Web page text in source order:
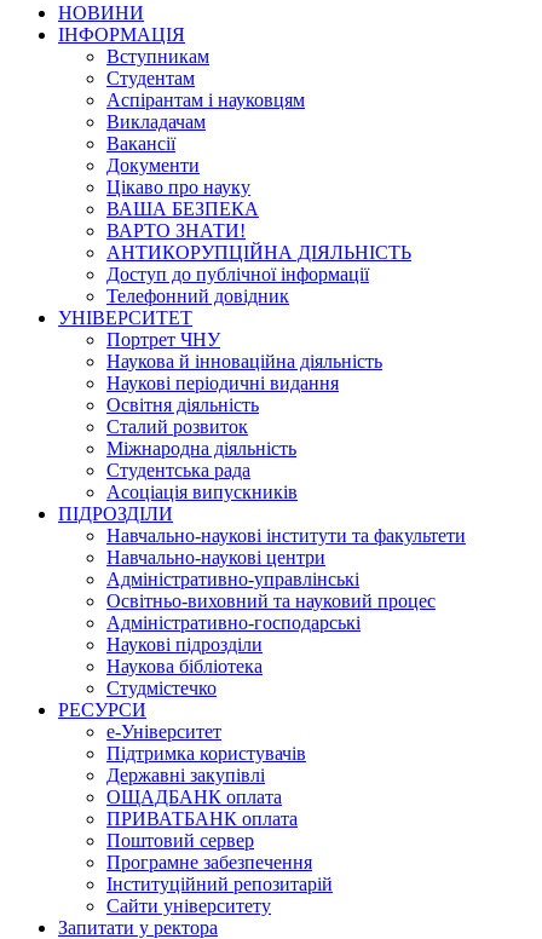
НОВИНИ
ІНФОРМАЦІЯ
Вступникам
Студентам
Аспірантам і науковцям
Викладачам
Вакансії
Документи
Цікаво про науку
ВАША БЕЗПЕКА
ВАРТО ЗНАТИ!
АНТИКОРУПЦІЙНА ДІЯЛЬНІСТЬ
Доступ до публічної інформації
Телефонний довідник
УНІВЕРСИТЕТ
Портрет ЧНУ
Наукова й інноваційна діяльність
Наукові періодичні видання
Освітня діяльність
Сталий розвиток
Міжнародна діяльність
Студентська рада
Асоціація випускників
ПІДРОЗДІЛИ
Навчально-наукові інститути та факультети
Навчально-наукові центри
Адміністративно-управлінські
Освітньо-виховний та науковий процес
Адміністративно-господарські
Наукові підрозділи
Наукова бібліотека
Студмістечко
РЕСУРСИ
е-Університет
Підтримка користувачів
Державні закупівлі
ОЩАДБАНК оплата
ПРИВАТБАНК оплата
Поштовий сервер
Програмне забезпечення
Інституційний репозитарій
Сайти університету
Запитати у ректора